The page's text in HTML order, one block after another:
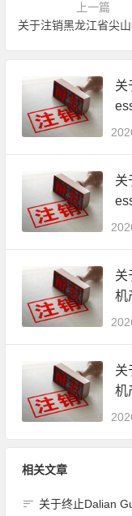
上一篇
关
公
关
公
关
机
关
机
相关文章
关于终止Dalian Guangyu Cereals